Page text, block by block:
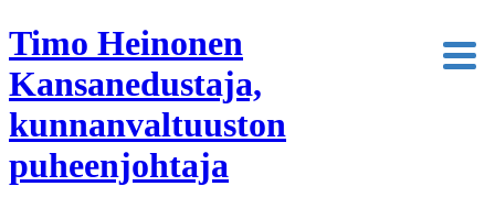
Timo Heinonen
Kansanedustaja,
kunnanvaltuuston
puheenjohtaja